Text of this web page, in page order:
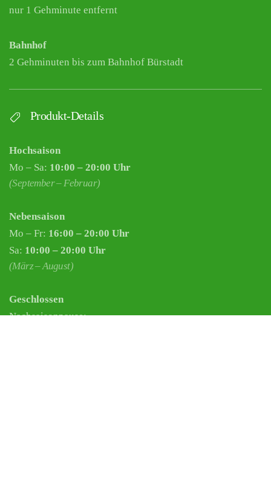
nur 1 Gehminute entfernt
Bahnhof
2 Gehminuten bis zum Bahnhof Bürstadt
Produkt-Details
Hochsaison
Mo – Sa: 10:00 – 20:00 Uhr
(September – Februar)
Nebensaison
Mo – Fr: 16:00 – 20:00 Uhr
Sa: 10:00 – 20:00 Uhr
(März – August)
Geschlossen
Nachsaisonpause: